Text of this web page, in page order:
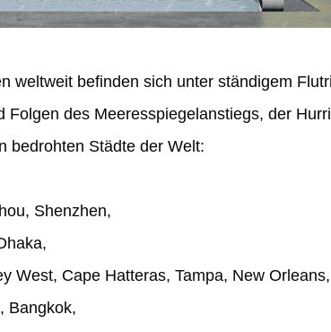
weltweit befinden sich unter ständigem
Folgen des Meeresspiegelanstiegs, der
bedrohten Städte der Welt:
Shenzhen,
West, Cape Hatteras, Tampa, New Orleans,
Bangkok,